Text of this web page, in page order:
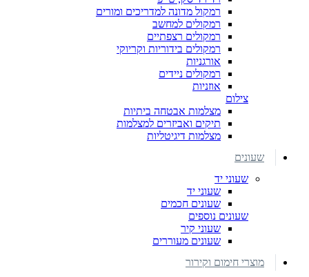
רמקול מדונה למדריכים ומורים
רמקולים למחשב
רמקולים רצפתיים
רמקולים בידוריות וקריוקי
אורגניות
רמקולים ניידים
אוזניות
צילום
מצלמות אבטחה ביתיות
תיקים ואביזרים למצלמות
מצלמות דיגיטליות
שעונים
שעוני יד
שעוני יד
שעונים חכמים
שעונים נוספים
שעוני קיר
שעונים מעוררים
מוצרי חימום וקירור